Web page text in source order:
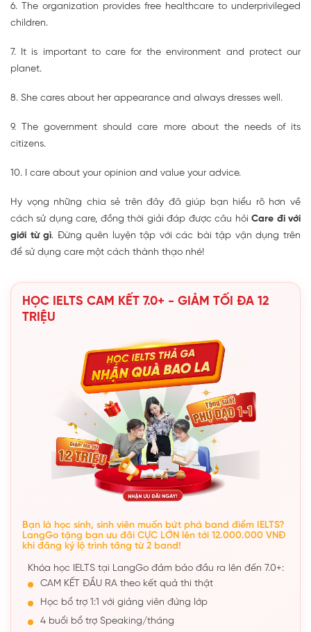
6. The organization provides free healthcare to underprivileged
children.
7. It is important to care for the environment and protect our
planet.
8. She cares about her appearance and always dresses well.
9. The government should care more about the needs of its
citizens.
10. I care about your opinion and value your advice.
Hy vọng những chia sẻ trên đây đã giúp bạn hiểu rõ hơn về
cách sử dụng care, đồng thời giải đáp được câu hỏiCare đi với
giới từ gì. Đừng quên luyện tập với các bài tập vận dụng trên
để sử dụng care một cách thành thạo nhé!
HỌC IELTS CAM KẾT 7.0+ - GIẢM TỐI ĐA 12
TRIỆU
Bạn là học sinh, sinh viên muốn bứt phá band điểm IELTS?
LangGo tặng bạn ưu đãi CỰC LỚN lên tới 12.000.000 VNĐ
khi đăng ký lộ trình tăng từ 2 band!
Khóa học IELTS tại LangGo đảm bảo đầu ra lên đến 7.0+:
CAM KẾT ĐẦU RA theo kết quả thi thật
Học bổ trợ 1:1 với giảng viên đứng lớp
4 buổi bổ trợ Speaking/tháng